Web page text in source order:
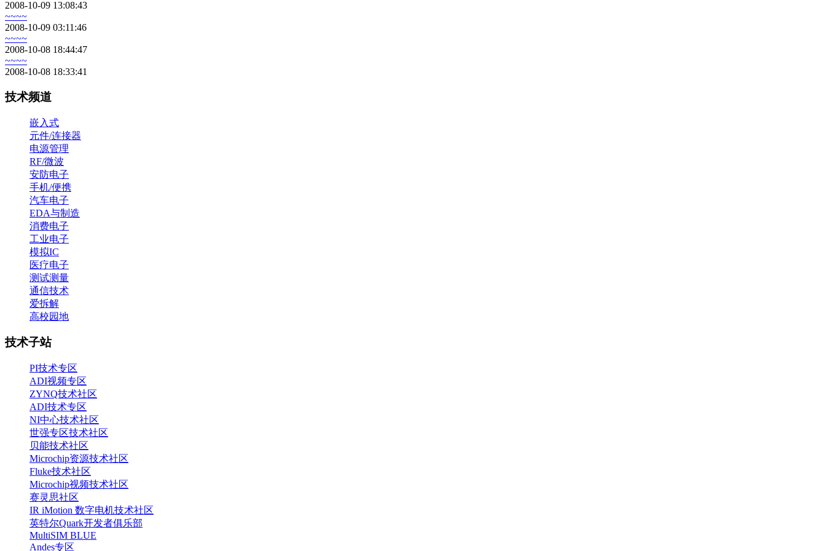
2008-10-09 13:08:43
~~~~
2008-10-09 03:11:46
~~~~
2008-10-08 18:44:47
~~~~
2008-10-08 18:33:41
技术频道
嵌入式
元件/连接器
电源管理
RF/微波
安防电子
手机/便携
汽车电子
EDA与制造
消费电子
工业电子
模拟IC
医疗电子
测试测量
通信技术
爱拆解
高校园地
技术子站
PI技术专区
ADI视频专区
ZYNQ技术社区
ADI技术专区
NI中心技术社区
世强专区技术社区
贝能技术社区
Microchip资源技术社区
Fluke技术社区
Microchip视频技术社区
赛灵思社区
IR iMotion 数字电机技术社区
英特尔Quark开发者俱乐部
MultiSIM BLUE
Andes专区